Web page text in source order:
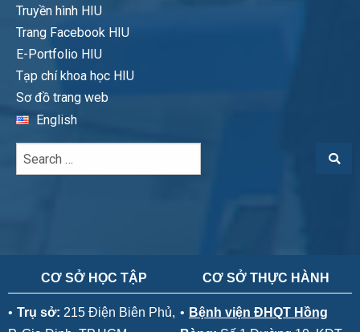
Truyền hình HIU
Trang Facebook HIU
E-Portfolio HIU
Tạp chí khoa học HIU
Sơ đồ trang web
English
CƠ SỞ HỌC TẬP
• Trụ sở: 215 Điện Biên Phủ,
CƠ SỞ THỰC HÀNH
• Bệnh viện ĐHQT Hồng